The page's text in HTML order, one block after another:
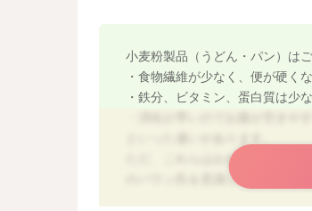
お米はべちょっとしている、粒
など、 感覚過敏のお子さんには
・おじや
・炊き込みご飯（べたつきが少
・刻みのりやきな粉をまぶした
小麦粉製品（うどん・パン）は
・食物繊維が少なく、便が硬く
・鉄分、ビタミン、蛋白質は少
ただ、これらはおかずにタンパ
のバラン氏を意識して食べさせ